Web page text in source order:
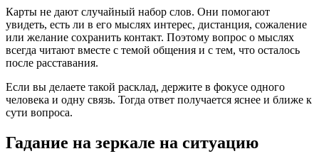
Карты не дают случайный набор слов. Они помогают
увидеть, есть ли в его мыслях интерес, дистанция, сожаление
или желание сохранить контакт. Поэтому вопрос о мыслях
всегда читают вместе с темой общения и с тем, что осталось
после расставания.
Если вы делаете такой расклад, держите в фокусе одного
человека и одну связь. Тогда ответ получается яснее и ближе к
сути вопроса.
Гадание на зеркале на ситуацию